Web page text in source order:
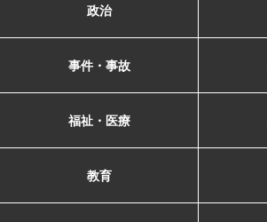
政治
事件・事故
福祉・医療
教育